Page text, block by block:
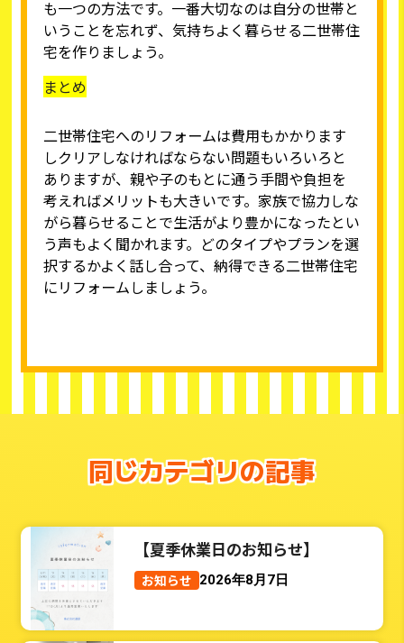
も一つの方法です。一番大切なのは自分の世帯と
いうことを忘れず、気持ちよく暮らせる二世帯住
宅を作りましょう。
まとめ
二世帯住宅へのリフォームは費用もかかります
しクリアしなければならない問題もいろいろと
ありますが、親や子のもとに通う手間や負担を
考えればメリットも大きいです。家族で協力しな
がら暮らせることで生活がより豊かになったとい
う声もよく聞かれます。どのタイプやプランを選
択するかよく話し合って、納得できる二世帯住宅
にリフォームしましょう。
同じカテゴリの記事
【夏季休業日のお知らせ】
お知らせ 2026年8月7日